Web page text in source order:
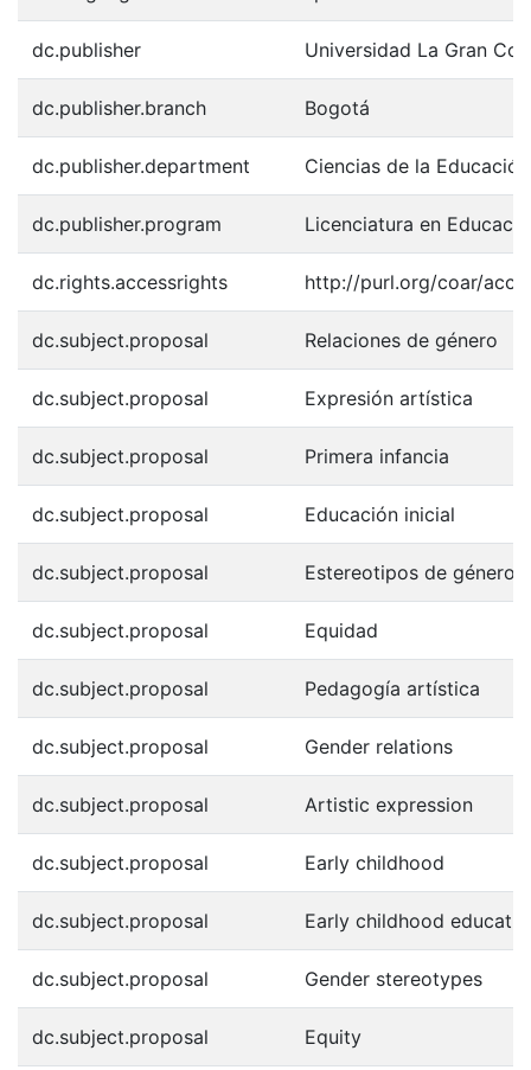
dc.publisher Universidad La Gran
dc.publisher.branch Bogotá
dc.publisher.department Ciencias de la Educación
dc.publisher.program Licenciatura en
dc.rights.accessrights http://purl.org/coar/
dc.subject.proposal Relaciones de género
dc.subject.proposal Expresión artística
dc.subject.proposal Primera infancia
dc.subject.proposal Educación inicial
dc.subject.proposal Estereotipos de género
dc.subject.proposal Equidad
dc.subject.proposal Pedagogía artística
dc.subject.proposal Gender relations
dc.subject.proposal Artistic expression
dc.subject.proposal Early childhood
dc.subject.proposal Early childhood
dc.subject.proposal Gender stereotypes
dc.subject.proposal Equity